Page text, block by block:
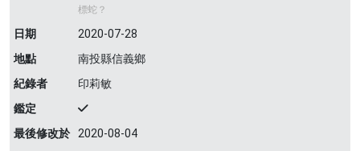
標蛇？
日期
2020-07-28
地點
南投縣信義鄉
紀錄者
印莉敏
鑑定
最後修改於 2020-08-04